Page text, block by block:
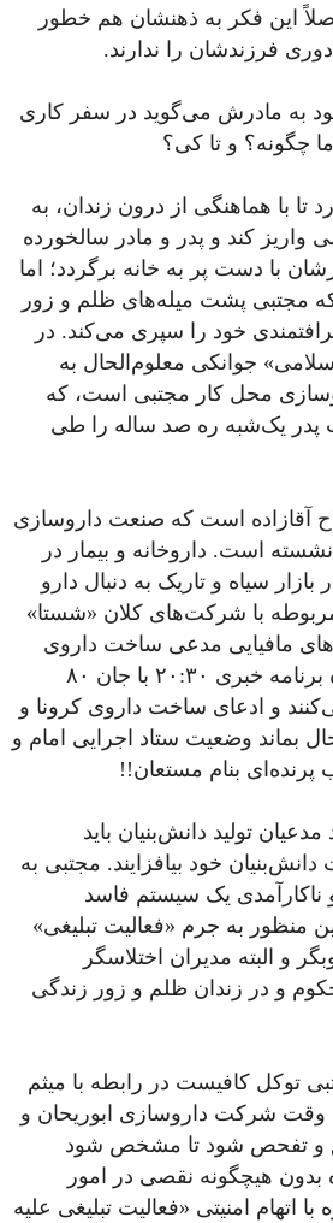
این فکر به ذهنشان هم خطور
فرزندشان را ندارند.
به مادرش می‌گوید در سفر کاری
چگونه؟ و تا کی؟
تا با هماهنگی از درون زندان، به
واریز کند و پدر و مادر سالخورده
با دست پر به خانه برگردد؛ اما
مجتبی پشت میله‌های ظلم و زور
خود را سپری می‌کند. در
جوانکی معلوم‌الحال به
محل کار مجتبی است، که
پدر یک‌شبه ره صد ساله را طی
آقازاده است که صنعت داروسازی
است. داروخانه و بیمار در
سیاه و تاریک به دنبال دارو
با شرکت‌های کلان «شستا»
مافیایی مدعی ساخت داروی
کرونا است و به همراه برنامه خبری ٢٠:٣٠ با جان ٨٠
و ادعای ساخت داروی کرونا و
بماند وضعیت ستاد اجرایی امام و
بنام مستعان!!
تولید دانش‌بنیان باید
دانش‌بنیان خود بیافزایند. مجتبی به
ناکارآمدی یک سیستم فاسد
منظور به جرم «فعالیت تبلیغی»
و البته مدیران اختلاسگر
و در زندان ظلم و زور زندگی
توکل کافیست در رابطه با میثم
وقت شرکت داروسازی ابوریحان و
و تفحص شود تا مشخص شود
بدون هیچگونه نقصی در امور
اتهام امنیتی «فعالیت تبلیغی علیه